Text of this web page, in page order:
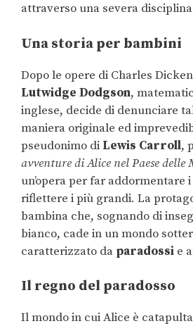
attraverso una severa
Una storia per bambini
Dopo le opere di Charles
Lutwidge Dodgson,
inglese, decide di denunciare
maniera originale ed
pseudonimo di Lewis Carroll,
avventure di Alice nel Paese delle
un’opera per far addormentare
riflettere i più grandi. La
bambina che, sognando di
bianco, cade in un mondo
caratterizzato da paradossi e
Il regno del paradosso
Il mondo in cui Alice è